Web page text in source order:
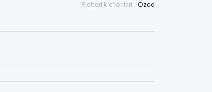
Rieltorlik e'lonlari: Ozod